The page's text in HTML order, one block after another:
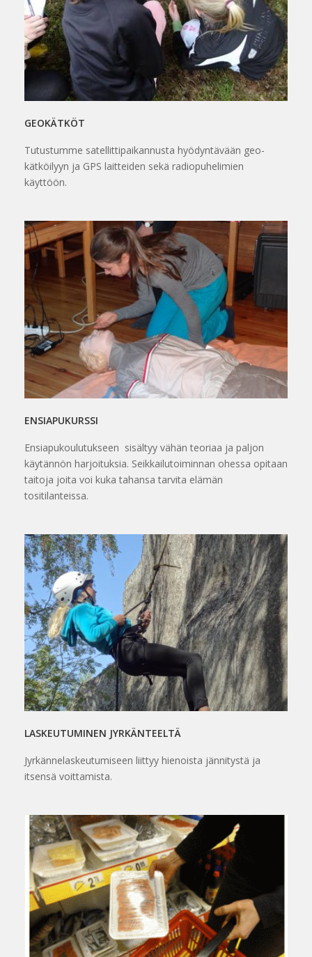
GEOKÄTKÖT
Tutustumme satellittipaikannusta hyödyntävään geo-
kätköilyyn ja GPS laitteiden sekä radiopuhelimien
käyttöön.
ENSIAPUKURSSI
Ensiapukoulutukseen sisältyy vähän teoriaa ja paljon
käytännön harjoituksia. Seikkailutoiminnan ohessa opitaan
taitoja joita voi kuka tahansa tarvita elämän
tositilanteissa.
LASKEUTUMINEN JYRKÄNTEELTÄ
Jyrkännelaskeutumiseen liittyy hienoista jännitystä ja
itsensä voittamista.